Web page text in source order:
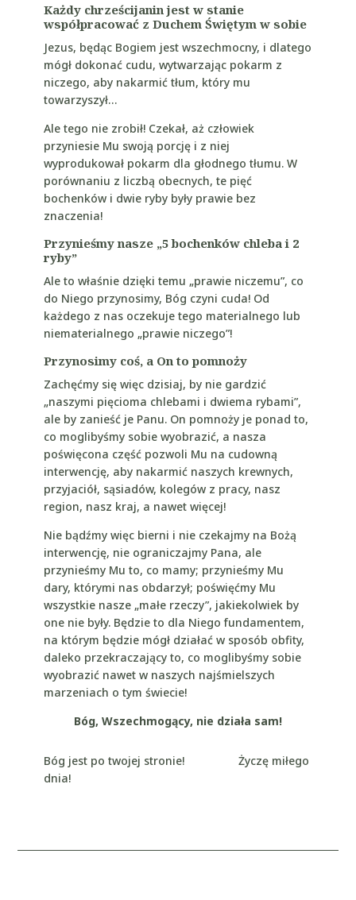
Każdy chrześcijanin jest w stanie
współpracować z Duchem Świętym w sobie
Jezus, będąc Bogiem jest wszechmocny, i dlatego
mógł dokonać cudu, wytwarzając pokarm z
niczego, aby nakarmić tłum, który mu
towarzyszył…
Ale tego nie zrobił! Czekał, aż człowiek
przyniesie Mu swoją porcję i z niej
wyprodukował pokarm dla głodnego tłumu. W
porównaniu z liczbą obecnych, te pięć
bochenków i dwie ryby były prawie bez
znaczenia!
Przynieśmy nasze „5 bochenków chleba i 2
ryby”
Ale to właśnie dzięki temu „prawie niczemu”, co
do Niego przynosimy, Bóg czyni cuda! Od
każdego z nas oczekuje tego materialnego lub
niematerialnego „prawie niczego”!
Przynosimy coś, a On to pomnoży
Zachęćmy się więc dzisiaj, by nie gardzić
„naszymi pięcioma chlebami i dwiema rybami”,
ale by zanieść je Panu. On pomnoży je ponad to,
co moglibyśmy sobie wyobrazić, a nasza
poświęcona część pozwoli Mu na cudowną
interwencję, aby nakarmić naszych krewnych,
przyjaciół, sąsiadów, kolegów z pracy, nasz
region, nasz kraj, a nawet więcej!
Nie bądźmy więc bierni i nie czekajmy na Bożą
interwencję, nie ograniczajmy Pana, ale
przynieśmy Mu to, co mamy; przynieśmy Mu
dary, którymi nas obdarzył; poświęćmy Mu
wszystkie nasze „małe rzeczy”, jakiekolwiek by
one nie były. Będzie to dla Niego fundamentem,
na którym będzie mógł działać w sposób obfity,
daleko przekraczający to, co moglibyśmy sobie
wyobrazić nawet w naszych najśmielszych
marzeniach o tym świecie!
Bóg, Wszechmogący, nie działa sam!
Bóg jest po twojej stronie! Życzę miłego
dnia!